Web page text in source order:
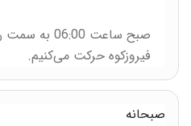
صبح ساعت
فیروزکوه حرکت می‌کنیم.
صبحانه